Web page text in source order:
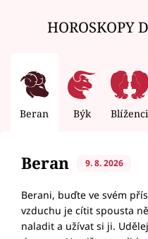
HOROSKOPY
Beran Býk Blíženci
Beran 9. 8. 2026
Berani, buďte ve svém
vzduchu je cítit spousta
naladit a užívat si ji.